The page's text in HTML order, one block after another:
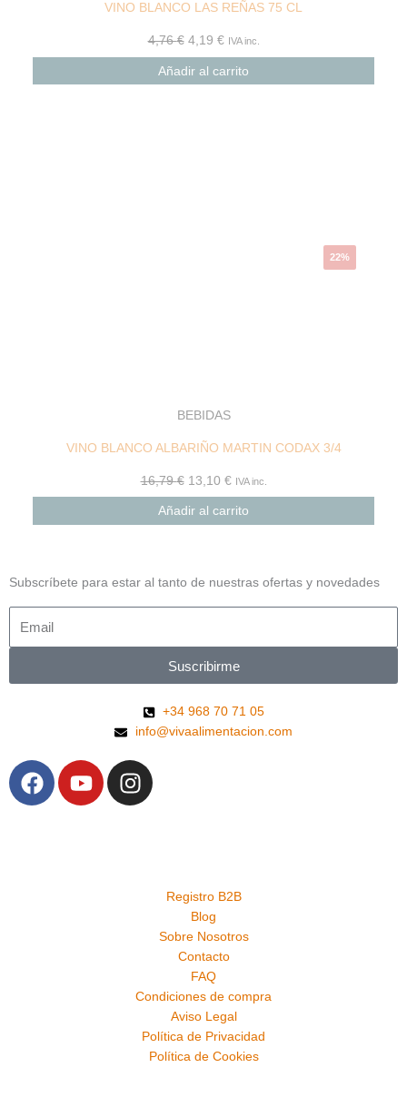
VINO BLANCO LAS REÑAS 75 CL
4,76€ 4,19 € IVA inc.
Añadir al carrito
22%
BEBIDAS
VINO BLANCO ALBARIÑO MARTIN CODAX 3/4
16,79€ 13,10 € IVA inc.
Añadir al carrito
Subscríbete para estar al tanto de nuestras ofertas y novedades
Suscribirme
Registro B2B
Blog
Sobre Nosotros
Contacto
FAQ
Condiciones de compra
Aviso Legal
Política de Privacidad
Política de Cookies
+34 968 70 71 05
info@vivaalimentacion.com
F
a
Y
o
I
n